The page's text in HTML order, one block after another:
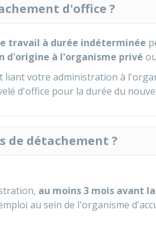
d'office ?
travail à durée indéterminée
à l'organisme privé
liant votre administration à
d'office pour la durée du
de détachement ?
au moins 3 mois avant
au sein de l'organisme